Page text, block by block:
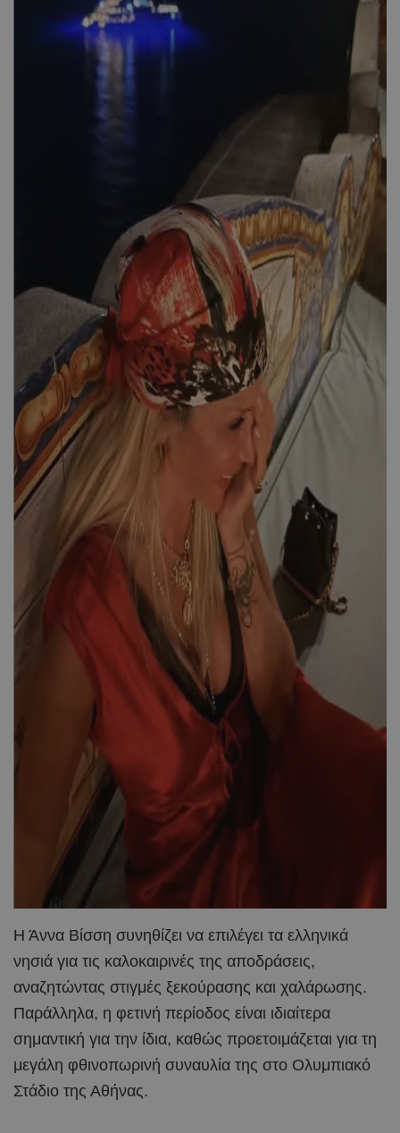
Η Άννα Βίσση συνηθίζει να επιλέγει τα ελληνικά
νησιά για τις καλοκαιρινές της αποδράσεις,
αναζητώντας στιγμές ξεκούρασης και χαλάρωσης.
Παράλληλα, η φετινή περίοδος είναι ιδιαίτερα
σημαντική για την ίδια, καθώς προετοιμάζεται για τη
μεγάλη φθινοπωρινή συναυλία της στο Ολυμπιακό
Στάδιο της Αθήνας.